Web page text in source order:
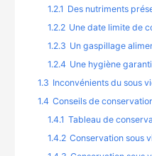
1.2.1 Des nutriments
1.2.2 Une date limite de
1.2.3 Un gaspillage
1.2.4 Une hygiène
1.3 Inconvénients du sous
1.4 Conseils de
1.4.1 Tableau de
1.4.2 Conservation sous